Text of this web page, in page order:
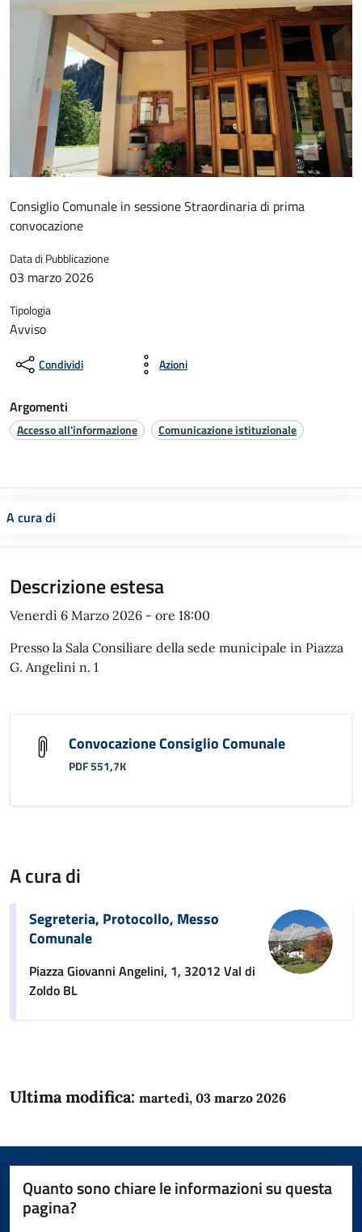
Consiglio Comunale in sessione Straordinaria di prima
convocazione
Data di Pubblicazione
03 marzo 2026
Tipologia
Avviso
Condividi Azioni
Argomenti
Accesso all'informazione Comunicazione istituzionale
A cura di
Descrizione estesa
Venerdì 6 Marzo 2026 - ore 18:00
Presso la Sala Consiliare della sede municipale in Piazza
G. Angelini n. 1
Convocazione Consiglio Comunale
PDF 551,7K
A cura di
Segreteria, Protocollo, Messo
Comunale
Piazza Giovanni Angelini, 1, 32012 Val di
Zoldo BL
Ultima modifica: martedì, 03 marzo 2026
Quanto sono chiare le informazioni su questa
pagina?